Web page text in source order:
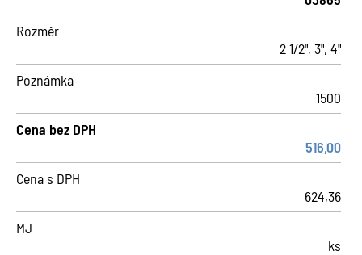
Rozměr
2 1/2", 3", 4"
Poznámka
1500
Cena bez DPH
516,00
Cena s DPH
624,36
MJ
ks